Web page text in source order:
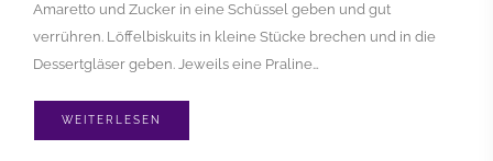
Amaretto und Zucker in eine Schüssel geben und gut
verrühren. Löffelbiskuits in kleine Stücke brechen und in die
Dessertgläser geben. Jeweils eine Praline…
WEITERLESEN